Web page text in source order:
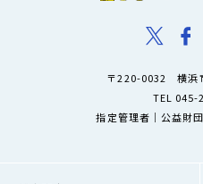
〒220-0032 横浜
TEL 045-
指定管理者｜公益財